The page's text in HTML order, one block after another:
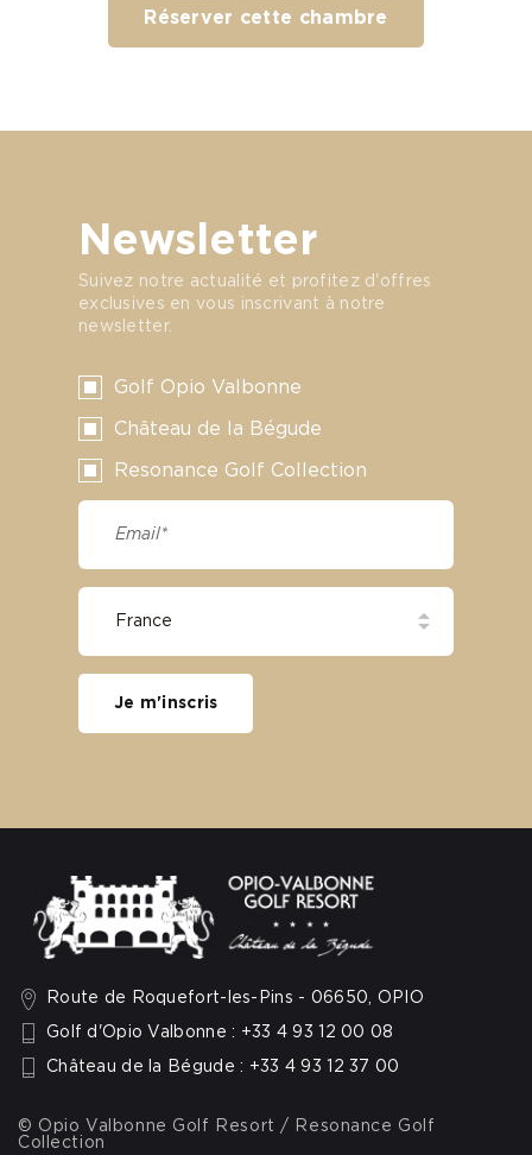
Réserver cette chambre
Route de Roquefort-les-Pins - 06650, OPIO
Golf d'Opio Valbonne : +33 4 93 12 00 08
Château de la Bégude : +33 4 93 12 37 00
© Opio Valbonne Golf Resort / Resonance Golf
Collection
Newsletter
Suivez notre actualité et profitez d'offres
exclusives en vous inscrivant à notre
newsletter.
Golf Opio Valbonne
Château de la Bégude
Resonance Golf Collection
Je m'inscris